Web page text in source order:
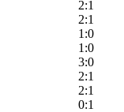
2:1
2:1
1:0
1:0
3:0
2:1
2:1
0:1